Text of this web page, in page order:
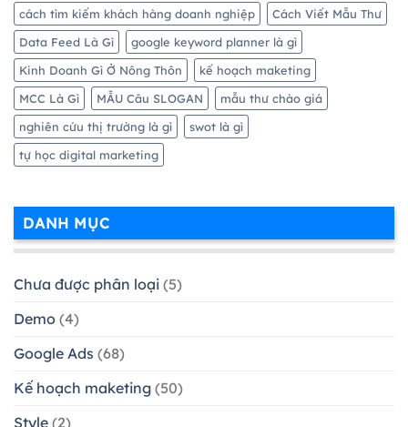
cách tìm kiếm khách hàng doanh nghiệp
Cách Viết Mẫu Thư
Data Feed Là Gì
google keyword planner là gì
Kinh Doanh Gì Ở Nông Thôn
kế hoạch maketing
MCC Là Gì
MẪU Câu SLOGAN
mẫu thư chào giá
nghiên cứu thị trường là gì
swot là gì
tự học digital marketing
DANH MỤC
Chưa được phân loại (5)
Demo (4)
Google Ads (68)
Kế hoạch maketing (50)
Style (2)